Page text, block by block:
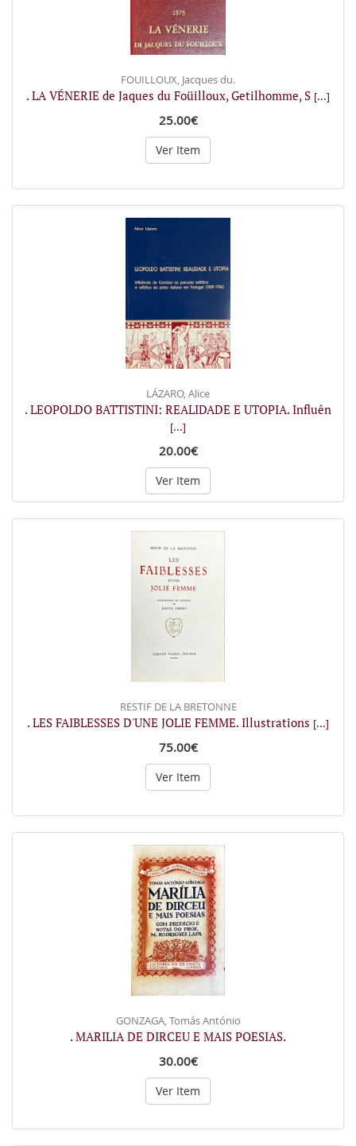
FOUILLOUX, Jacques du.
. LA VÉNERIE de Jaques du Foüilloux, Getilhomme, S [...]
25.00€
Ver Item
LÁZARO, Alice
. LEOPOLDO BATTISTINI: REALIDADE E UTOPIA. Influên
[...]
20.00€
Ver Item
RESTIF DE LA BRETONNE
. LES FAIBLESSES D'UNE JOLIE FEMME. Illustrations [...]
75.00€
Ver Item
GONZAGA, Tomás António
. MARILIA DE DIRCEU E MAIS POESIAS.
30.00€
Ver Item